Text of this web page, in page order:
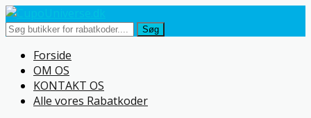
Søg
Skip
content
Forside
OM OS
KONTAKT OS
Alle vores Rabatkoder